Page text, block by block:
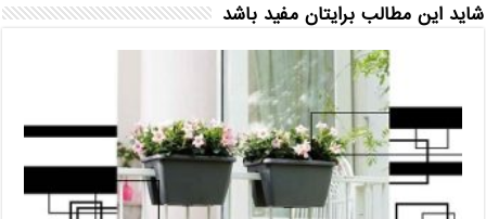
شاید این مطالب برایتان مفید باشد